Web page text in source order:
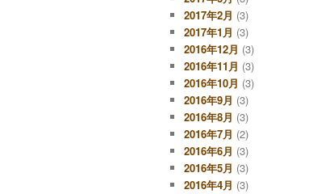
2017年2月 (3)
2017年1月 (3)
2016年12月 (3)
2016年11月 (3)
2016年10月 (3)
2016年9月 (3)
2016年8月 (3)
2016年7月 (2)
2016年6月 (3)
2016年5月 (3)
2016年4月 (3)